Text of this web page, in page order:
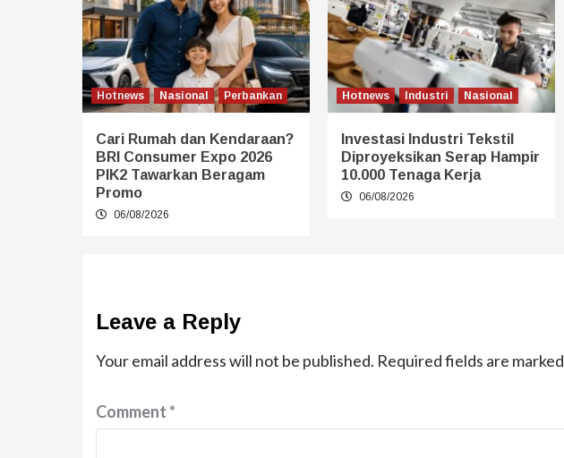
Hotnews Nasional Perbankan
Cari Rumah dan Kendaraan?
BRI Consumer Expo 2026
PIK2 Tawarkan Beragam
Promo
06/08/2026
Hotnews Industri Nasional
Investasi Industri Tekstil
Diproyeksikan Serap Hampir
10.000 Tenaga Kerja
06/08/2026
Leave a Reply
Your email address will not be published. Required fields are marked
Comment*